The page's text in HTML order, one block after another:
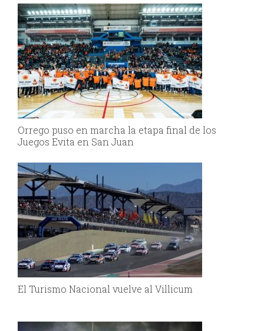
Orrego puso en marcha la etapa final de los
Juegos Evita en San Juan
El Turismo Nacional vuelve al Villicum